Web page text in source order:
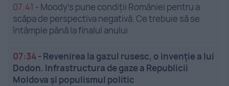
07:41 - Moody’s pune condiții României pentru a
scăpa de perspectiva negativă. Ce trebuie să se
întâmple până la finalul anului
07:34- Revenirea la gazul rusesc, o invenție a lui
Dodon. Infrastructura de gaze a Republicii
Moldova și populismul politic